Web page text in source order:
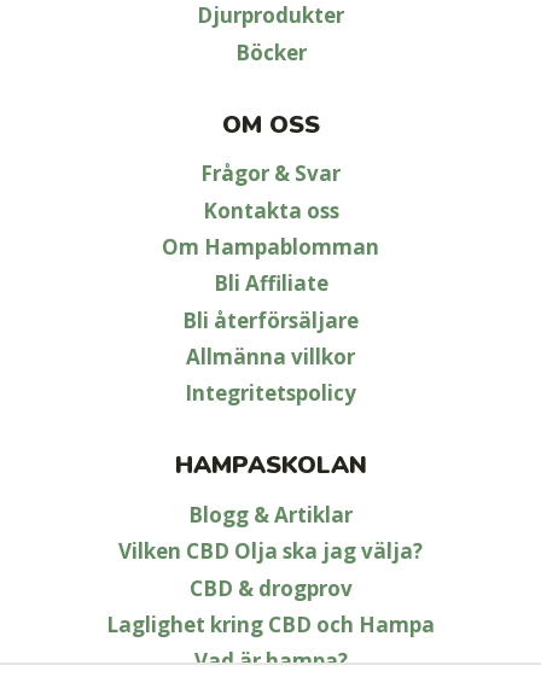
Djurprodukter
Böcker
OM OSS
Frågor & Svar
Kontakta oss
Om Hampablomman
Bli Affiliate
Bli återförsäljare
Allmänna villkor
Integritetspolicy
HAMPASKOLAN
Blogg & Artiklar
Vilken CBD Olja ska jag välja?
CBD & drogprov
Laglighet kring CBD och Hampa
Vad är hampa?